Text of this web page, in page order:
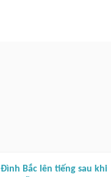
Đình Bắc lên tiếng sau khi